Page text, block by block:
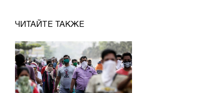
ЧИТАЙТЕ ТАКЖЕ